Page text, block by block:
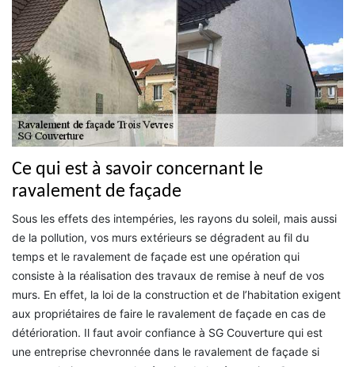
Ce qui est à savoir concernant le
ravalement de façade
Sous les effets des intempéries, les rayons du soleil, mais aussi
de la pollution, vos murs extérieurs se dégradent au fil du
temps et le ravalement de façade est une opération qui
consiste à la réalisation des travaux de remise à neuf de vos
murs. En effet, la loi de la construction et de l’habitation exigent
aux propriétaires de faire le ravalement de façade en cas de
détérioration. Il faut avoir confiance à SG Couverture qui est
une entreprise chevronnée dans le ravalement de façade si